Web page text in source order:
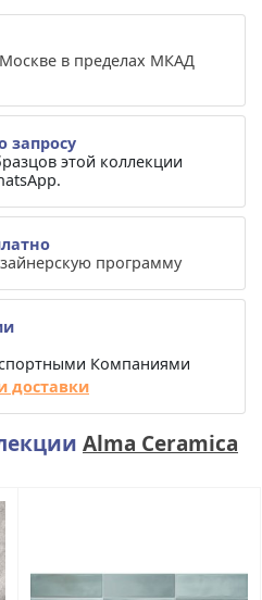
в пределах МКАД
запросу
этой коллекции
программу
Компаниями
доставки
Alma Ceramica